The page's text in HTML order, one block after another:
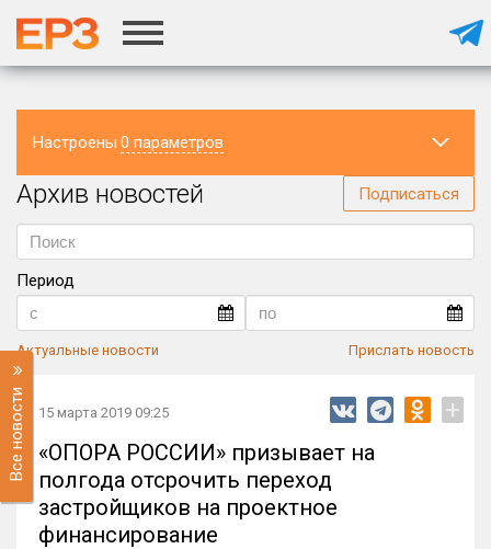
Настроены 0 параметров
Регион
Архив новостей Подписаться
Период
Актуальные новости Прислать новость
Все новости 15 марта 2019 09:25 +
«ОПОРА РОССИИ» призывает на
полгода отсрочить переход
застройщиков на проектное
финансирование